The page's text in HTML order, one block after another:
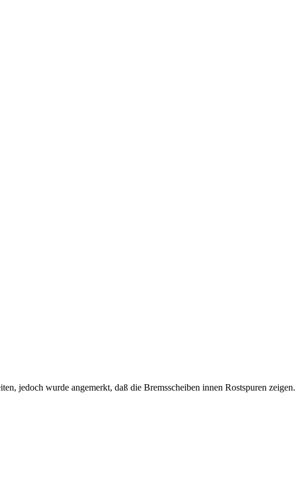
jedoch wurde angemerkt, daß die Bremsscheiben innen Rostspuren zeigen.